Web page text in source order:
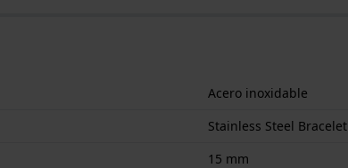
Acero inoxidable
Stainless Steel Bracelet
15 mm